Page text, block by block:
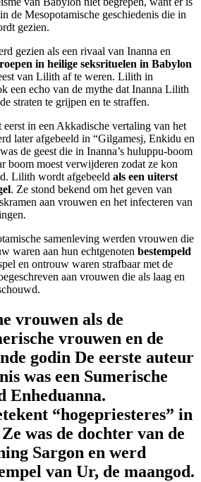
de Mesopotamische geschiedenis die in
gezien.
gezien als een rivaal van Inanna en
in heilige seksrituelen in Babylon
van Lilith af te weren. Lilith in
een echo van de mythe dat Inanna Lilith
straten te grijpen en te straffen.
in een Akkadische vertaling van het
later afgebeeld in “Gilgamesj, Enkidu en
de geest die in Inanna’s huluppu-boom
boom moest verwijderen zodat ze kon
Lilith wordt afgebeeld als een uiterst
. Ze stond bekend om het geven van
aan vrouwen en het infecteren van
samenleving werden vrouwen die
waren aan hun echtgenoten bestempeld
en ontrouw waren strafbaar met de
aan vrouwen die als laag en
vrouwen als de
vrouwen en de
godin De eerste auteur
was een Sumerische
Enheduanna.
“hogepriesteres” in
was de dochter van de
Sargon en werd
van Ur, de maangod.